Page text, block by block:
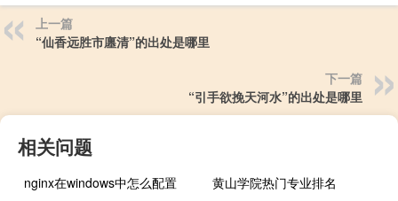
上一篇
“仙香远胜市廛清”的出处是哪里
下一篇
“引手欲挽天河水”的出处是哪里
相关问题
nginx在windows中怎么配置
黄山学院热门专业排名